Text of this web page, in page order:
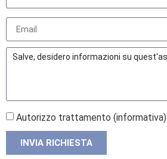
Autorizzo trattamento (informativa)
INVIA RICHIESTA